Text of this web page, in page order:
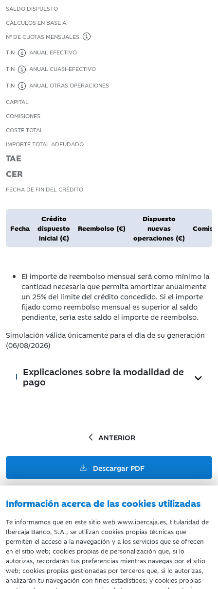
Información acerca de las cookies utilizadas
Te informamos que en este sitio web www.ibercaja.es, titularidad de
Ibercaja Banco, S.A., se utilizan cookies propias técnicas que
permiten el acceso a la navegación y a los servicios que se ofrecen
en el sitio web; cookies propias de personalización que, si lo
autorizas, recordarán tus preferencias mientras navegas por el sitio
web; cookies propias gestionadas por terceros que, si lo autorizas,
analizarán tu navegación con fines estadísticos; y cookies propias
SALDO DISPUESTO
CÁLCULOS EN BASE A:
Nº DE CUOTAS MENSUALES
TIN
ANUAL EFECTIVO
TIN ANUAL CUASI-EFECTIVO
TIN ANUAL OTRAS OPERACIONES
CAPITAL
COMISIONES
COSTE TOTAL
IMPORTE TOTAL ADEUDADO
TAE
CER
FECHA DE FIN DEL CRÉDITO
Fecha
Crédito
dispuesto
inicial (€)
Reembolso (€)
Dispuesto
nuevas
operaciones (€)
El importe de reembolso mensual será como mínimo la
cantidad necesaria que permita amortizar anualmente
un 25% del límite del crédito concedido. Si el importe
fijado como reembolso mensual es superior al saldo
pendiente, sería este saldo el importe de reembolso.
Simulación válida únicamente para el día de su generación
(06/08/2026)
Explicaciones sobre la modalidad de
pago
ANTERIOR
Descargar PDF
ANTERIOR
SIGUIENTE